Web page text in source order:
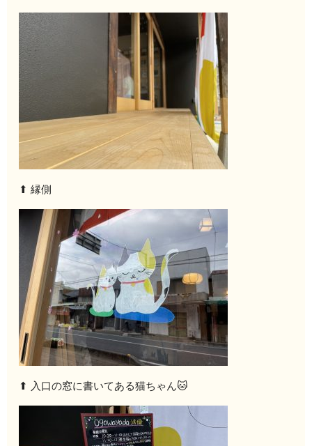
⬆︎ 縁側
⬆︎ 入口の窓に書いてある猫ちゃん🐱